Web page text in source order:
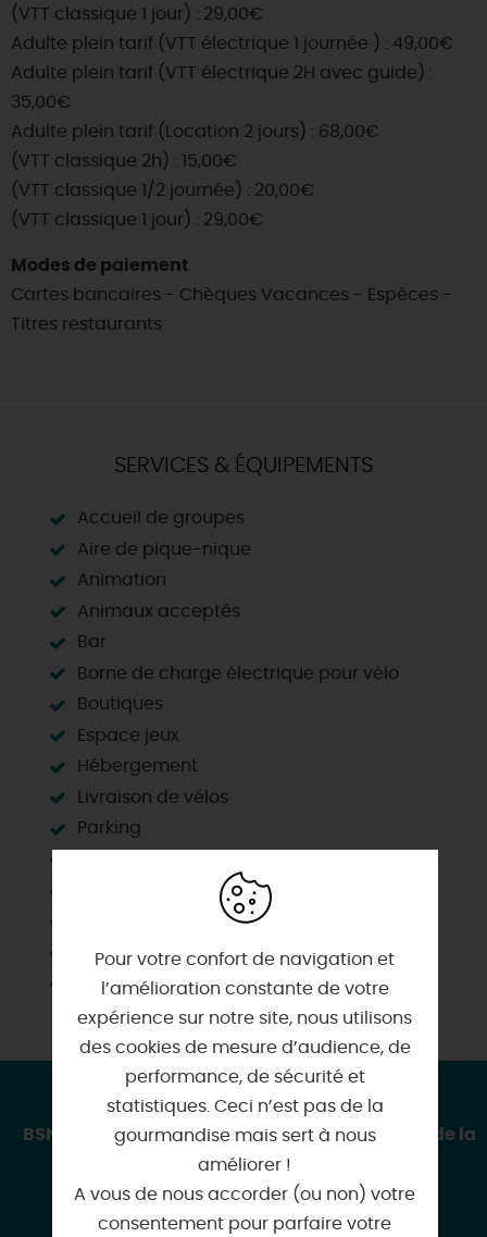
(VTT classique 1 jour) : 29,00€
Adulte plein tarif (VTT électrique 1 journée ) : 49,00€
Adulte plein tarif (VTT électrique 2H avec guide) :
35,00€
Adulte plein tarif (Location 2 jours) : 68,00€
(VTT classique 2h) : 15,00€
(VTT classique 1/2 journée) : 20,00€
(VTT classique 1 jour) : 29,00€
Modes de paiement
Cartes bancaires - Chèques Vacances - Espèces -
Titres restaurants
SERVICES & ÉQUIPEMENTS
Accueil de groupes
Aire de pique-nique
Animation
Animaux acceptés
Bar
Borne de charge électrique pour vélo
Boutiques
Espace jeux
Hébergement
Livraison de vélos
Parking
Restauration sur place
Station gonflage
Wifi
CONTACT & LOCALISATION
BSN AVENTURE - Location de VTT / VTC - Etang de la
Vallée
180 route de l'Etang de la Vallée
Base de loisirs étang de la Vallée
Pour votre confort de navigation et
l’amélioration constante de votre
expérience sur notre site, nous utilisons
des cookies de mesure d’audience, de
performance, de sécurité et
statistiques. Ceci n’est pas de la
gourmandise mais sert à nous
améliorer !
A vous de nous accorder (ou non) votre
consentement pour parfaire votre